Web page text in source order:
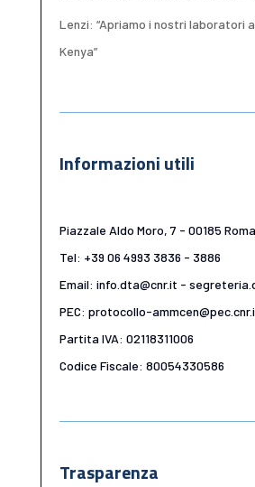
Lenzi: “Apriamo i nostri laboratori
Kenya”
Informazioni utili
Piazzale Aldo Moro, 7 - 00185 Roma
Tel: +39 06 4993 3836 - 3886
Email: info.dta@cnr.it -
PEC: protocollo-
Partita IVA: 02118311006
Codice Fiscale: 80054330586
Trasparenza